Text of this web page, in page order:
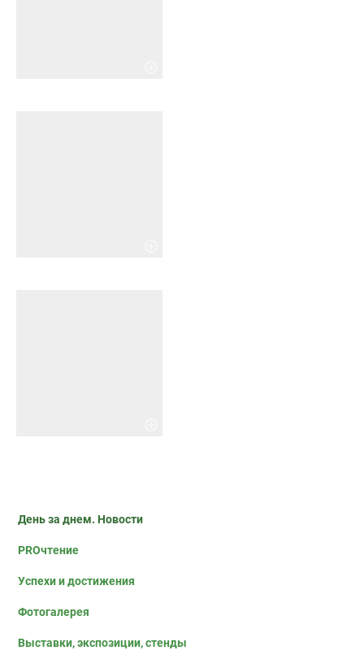
День за днем. Новости
PROчтение
Успехи и достижения
Фотогалерея
Выставки, экспозиции, стенды